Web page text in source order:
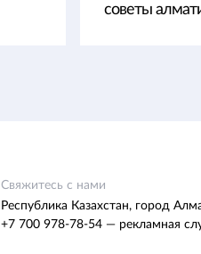
советы
Свяжитесь с нами
Республика Казахстан, город
+7 700 978-78-54 — рекламная